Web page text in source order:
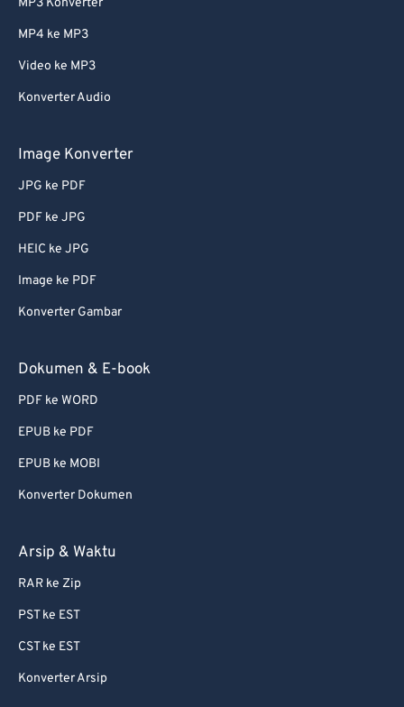
MP3 Konverter
MP4 ke MP3
Video ke MP3
Konverter Audio
Image Konverter
JPG ke PDF
PDF ke JPG
HEIC ke JPG
Image ke PDF
Konverter Gambar
Dokumen & E-book
PDF ke WORD
EPUB ke PDF
EPUB ke MOBI
Konverter Dokumen
Arsip & Waktu
RAR ke Zip
PST ke EST
CST ke EST
Konverter Arsip